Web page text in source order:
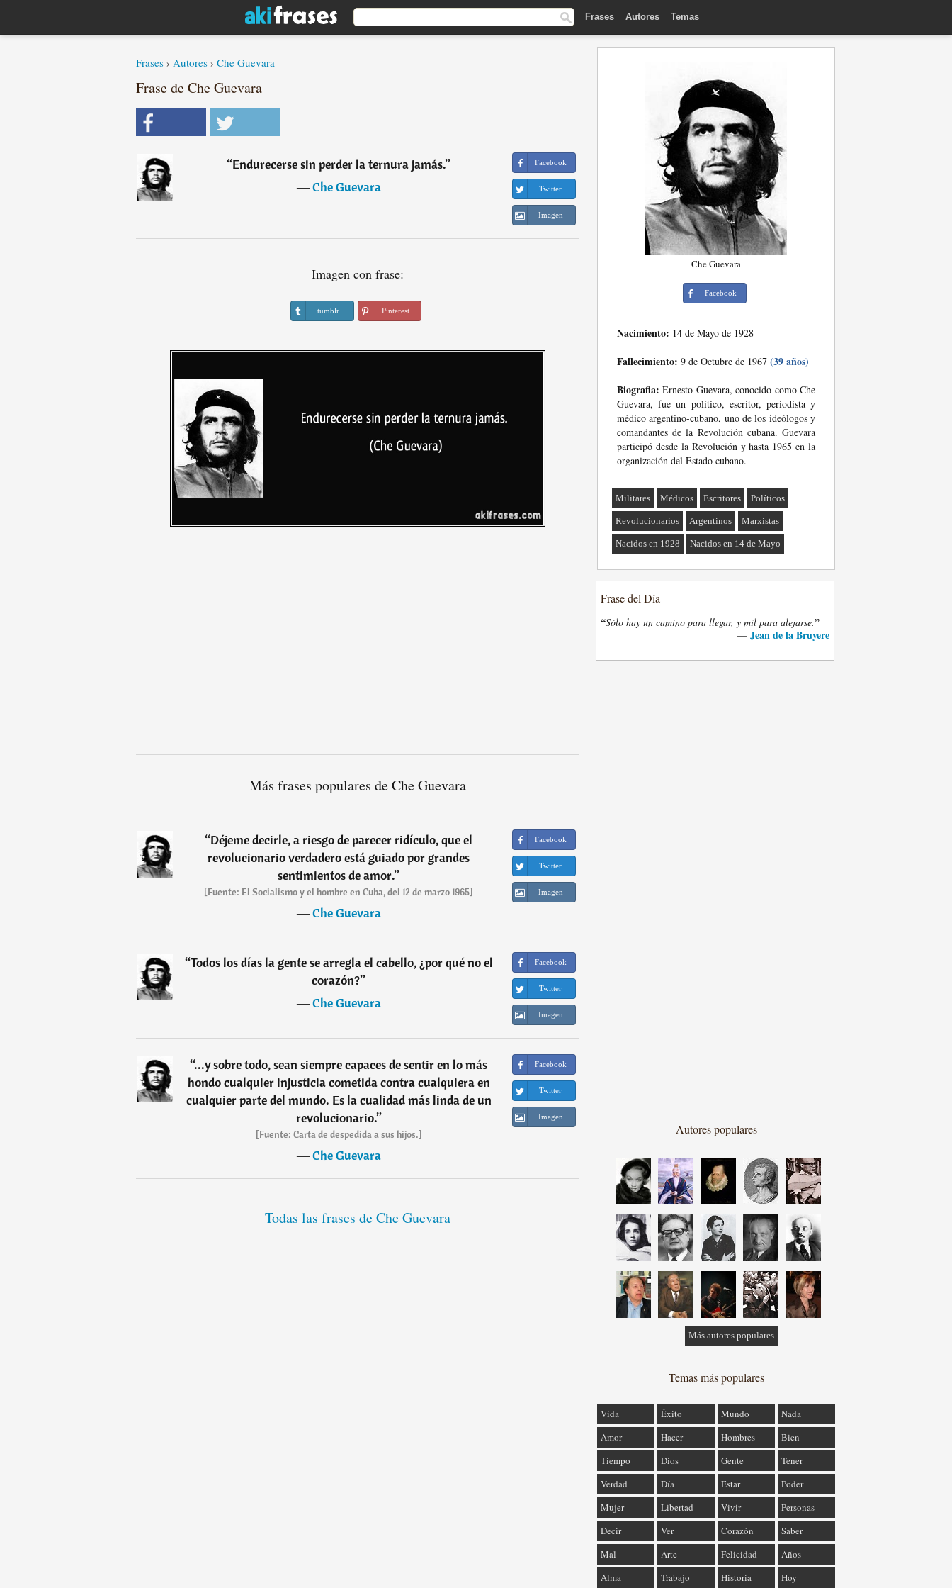
Frases Autores Temas
Frases › Autores › Che Guevara
Frase de Che Guevara
“Endurecerse sin perder la ternura jamás.”
―Che Guevara
Facebook
Twitter
Imagen
Imagen con frase:
tumblr Pinterest
Más frases populares de Che Guevara
“Déjeme decirle, a riesgo de parecer ridículo, que el
revolucionario verdadero está guiado por grandes
sentimientos de amor.”
[Fuente: El Socialismo y el hombre en Cuba, del 12 de marzo 1965]
―Che Guevara
Facebook
Twitter
Imagen
“Todos los días la gente se arregla el cabello, ¿por qué no el
corazón?”
―Che Guevara
Facebook
Twitter
Imagen
“...y sobre todo, sean siempre capaces de sentir en lo más
hondo cualquier injusticia cometida contra cualquiera en
cualquier parte del mundo. Es la cualidad más linda de un
revolucionario.”
[Fuente: Carta de despedida a sus hijos.]
―Che Guevara
Facebook
Twitter
Imagen
Todas las frases de Che Guevara
Che Guevara
Facebook
Nacimiento: 14 de Mayo de 1928
Fallecimiento: 9 de Octubre de 1967 (39 años)
Biografia: Ernesto Guevara, conocido como Che
Guevara, fue un político, escritor, periodista y
médico argentino-cubano, uno de los ideólogos y
comandantes de la Revolución cubana. Guevara
participó desde la Revolución y hasta 1965 en la
organización del Estado cubano.
Militares Médicos Escritores Políticos
Revolucionarios Argentinos Marxistas
Nacidos en 1928 Nacidos en 14 de Mayo
Frase del Día
“Sólo hay un camino para llegar, y mil para alejarse.”
— Jean de la Bruyere
Autores populares
Más autores populares
Temas más populares
Vida Éxito Mundo
Nada
Amor
Hacer Hombres
Bien
Tiempo
Dios Gente
Tener
Verdad
Día Estar
Poder
Mujer
Libertad Vivir
Personas
Decir
Ver Corazón
Saber
Mal
Arte Felicidad
Años
Alma
Trabajo Historia Hoy